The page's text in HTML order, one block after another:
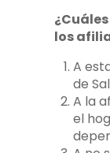
los
A
de
A la
el